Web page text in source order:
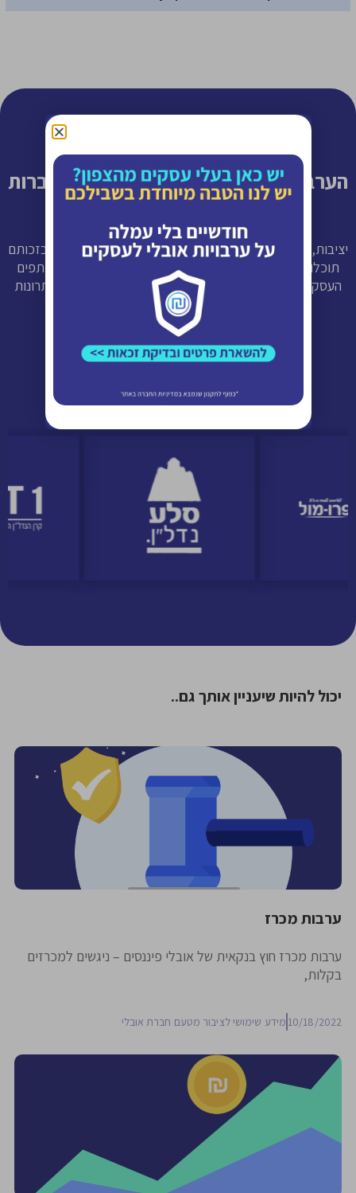
הערבות של OBLI – הביטחונות של החברות
המובילות במשק
יציבות, אמינות, ניסיון פיננסי נרחב וגב כלכלי הם היסודות שבזכותם
תוכלו לסמוך עלינו בראש שקט. מאחורי OBLI עומדים השותפים
העסקיים שלנו: חברות ותיקות, מהחזקות במשק בתחומי פתרונות
ביטוח, מימון, אשראי והגנה מפני סיכוני אשראי:
יכול להיות שיעניין אותך גם..
ערבות מכרז
ערבות מכרז חוץ בנקאית של אובלי פיננסים – ניגשים למכרזים
בקלות,
10/18/2022 מידע שימושי לציבור מטעם חברת אובלי